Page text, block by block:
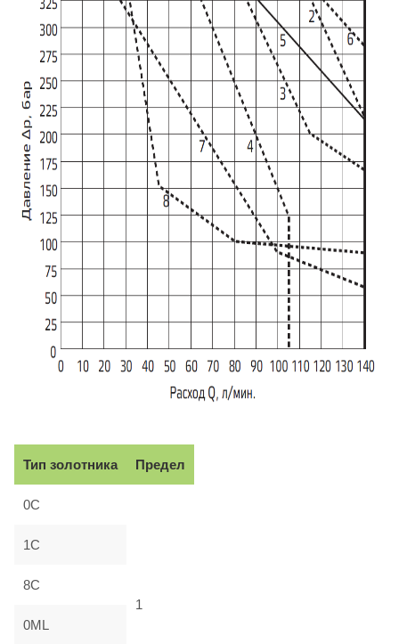
Тип золотника Предел
0C
1
1C
8C
0ML